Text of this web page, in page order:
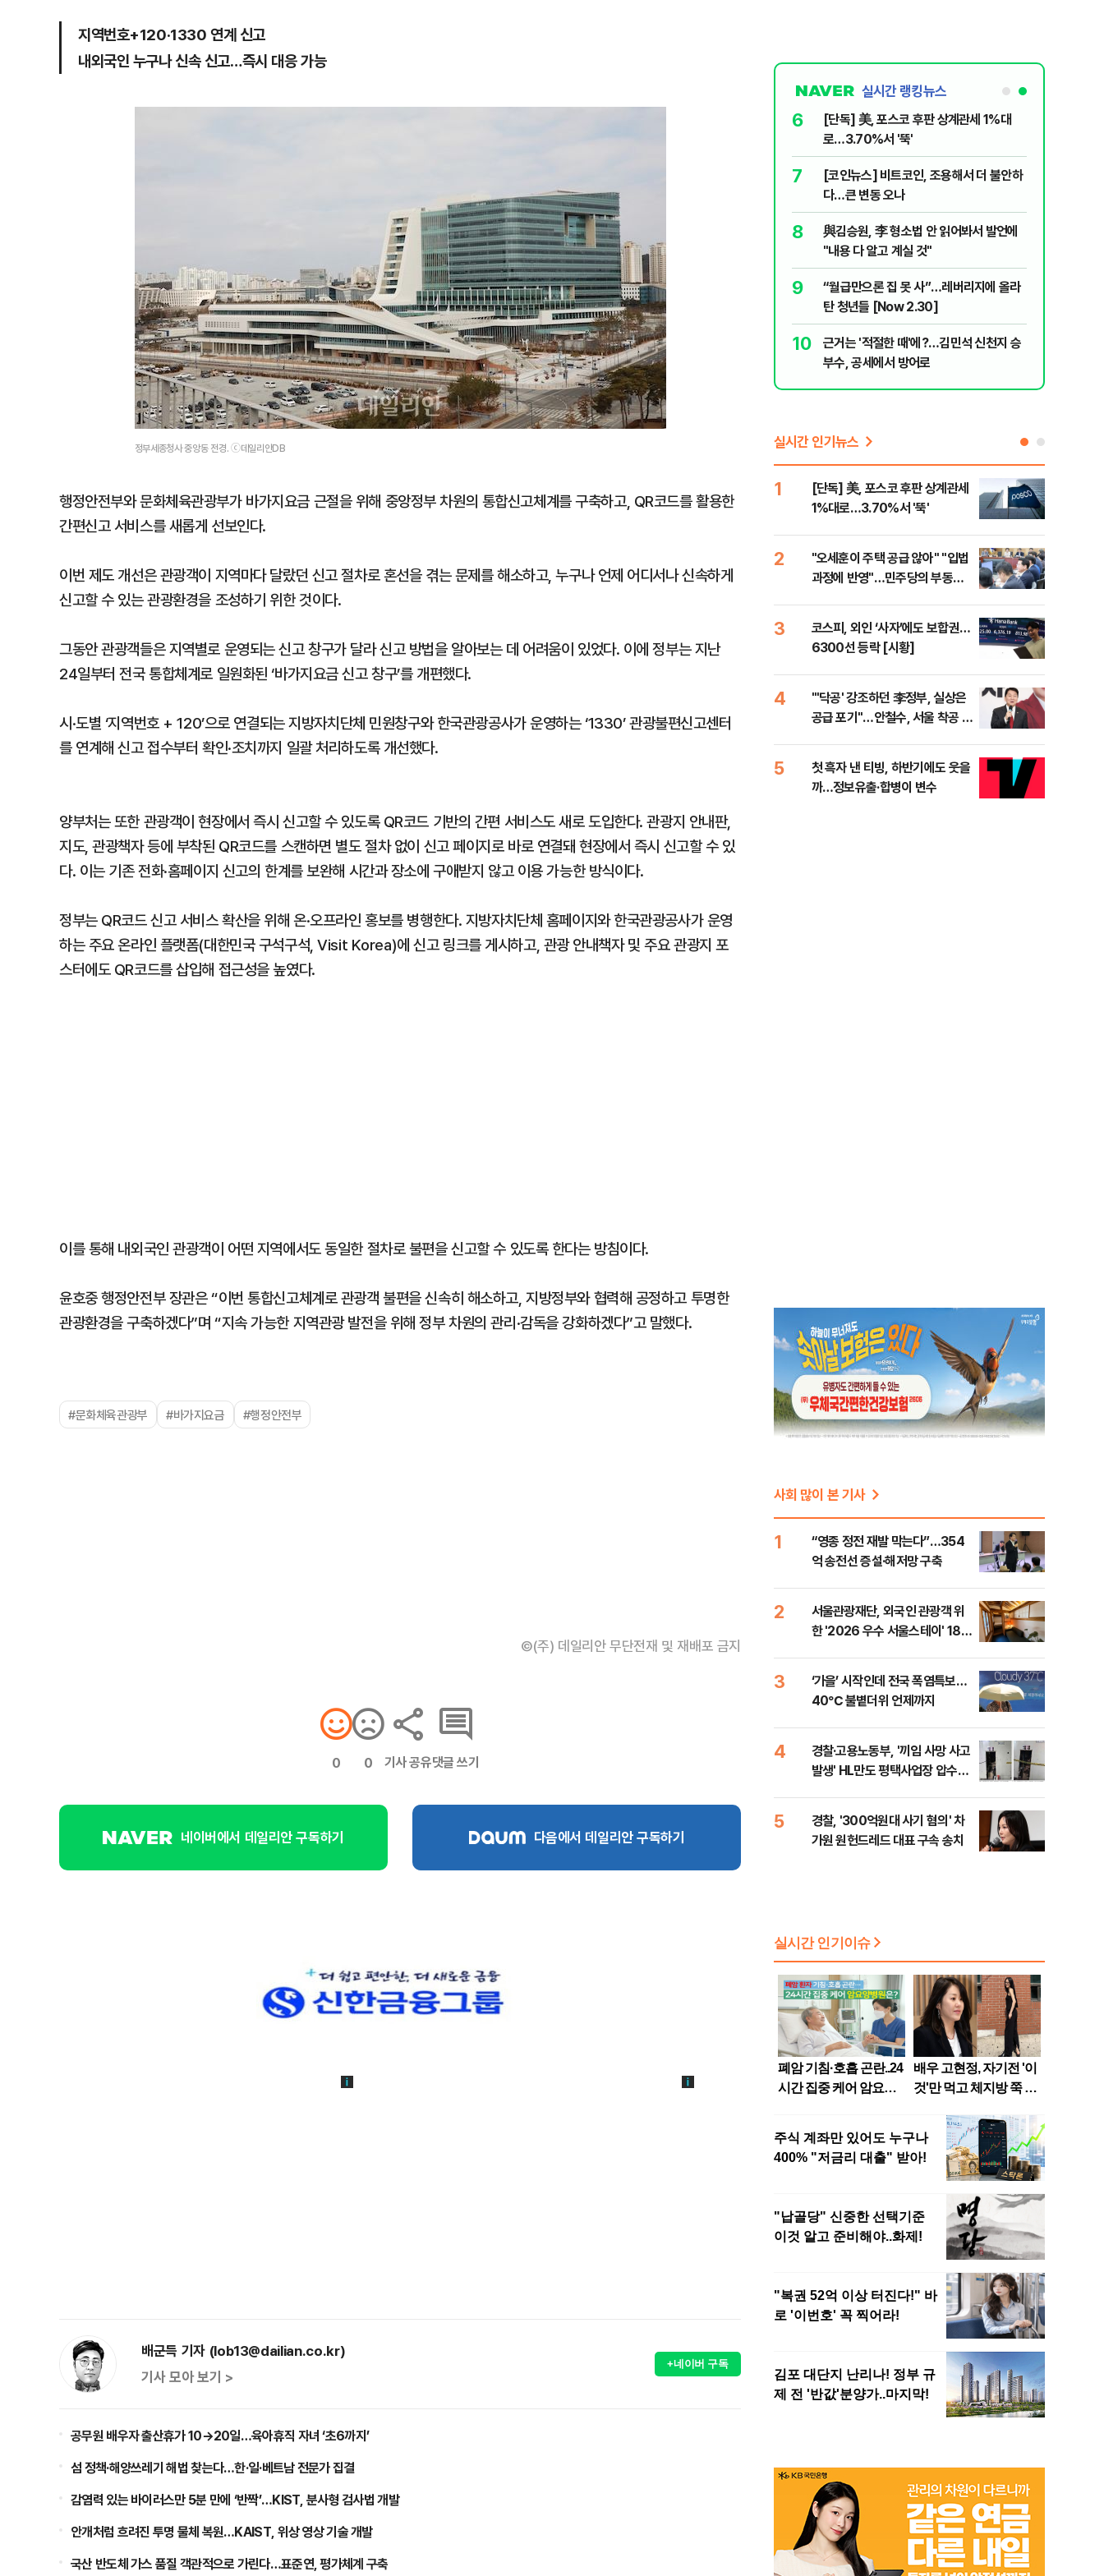
지역번호+120·1330 연계 신고
내외국인 누구나 신속 신고…즉시 대응 가능
정부세종청사 중앙동 전경. ⓒ데일리안DB
행정안전부와 문화체육관광부가 바가지요금 근절을 위해 중앙정부 차원의 통합신고체계를 구축하고, QR코드를 활용한
간편신고 서비스를 새롭게 선보인다.
이번 제도 개선은 관광객이 지역마다 달랐던 신고 절차로 혼선을 겪는 문제를 해소하고, 누구나 언제 어디서나 신속하게
신고할 수 있는 관광환경을 조성하기 위한 것이다.
그동안 관광객들은 지역별로 운영되는 신고 창구가 달라 신고 방법을 알아보는 데 어려움이 있었다. 이에 정부는 지난
24일부터 전국 통합체계로 일원화된 ‘바가지요금 신고 창구’를 개편했다.
시·도별 ‘지역번호 + 120’으로 연결되는 지방자치단체 민원창구와 한국관광공사가 운영하는 ‘1330’ 관광불편신고센터
를 연계해 신고 접수부터 확인·조치까지 일괄 처리하도록 개선했다.
양부처는 또한 관광객이 현장에서 즉시 신고할 수 있도록 QR코드 기반의 간편 서비스도 새로 도입한다. 관광지 안내판,
지도, 관광책자 등에 부착된 QR코드를 스캔하면 별도 절차 없이 신고 페이지로 바로 연결돼 현장에서 즉시 신고할 수 있
다. 이는 기존 전화·홈페이지 신고의 한계를 보완해 시간과 장소에 구애받지 않고 이용 가능한 방식이다.
정부는 QR코드 신고 서비스 확산을 위해 온·오프라인 홍보를 병행한다. 지방자치단체 홈페이지와 한국관광공사가 운영
하는 주요 온라인 플랫폼(대한민국 구석구석, Visit Korea)에 신고 링크를 게시하고, 관광 안내책자 및 주요 관광지 포
스터에도 QR코드를 삽입해 접근성을 높였다.
이를 통해 내외국인 관광객이 어떤 지역에서도 동일한 절차로 불편을 신고할 수 있도록 한다는 방침이다.
윤호중 행정안전부 장관은 “이번 통합신고체계로 관광객 불편을 신속히 해소하고, 지방정부와 협력해 공정하고 투명한
관광환경을 구축하겠다”며 “지속 가능한 지역관광 발전을 위해 정부 차원의 관리·감독을 강화하겠다”고 말했다.
#문화체육관광부 #바가지요금 #행정안전부
©(주) 데일리안 무단전재 및 재배포 금지
0 0 기사 공유댓글 쓰기
네이버에서 데일리안 구독하기 다음에서 데일리안 구독하기
배군득 기자 (lob13@dailian.co.kr)
기사 모아 보기 >
+네이버 구독
공무원 배우자 출산휴가 10→20일…육아휴직 자녀 ‘초6까지’
섬 정책·해양쓰레기 해법 찾는다…한·일·베트남 전문가 집결
감염력 있는 바이러스만 5분 만에 ‘반짝’…KIST, 분사형 검사법 개발
안개처럼 흐려진 투명 물체 복원…KAIST, 위상 영상 기술 개발
국산 반도체 가스 품질 객관적으로 가린다…표준연, 평가체계 구축
실시간 랭킹뉴스
핀' 한국 영향 줄까
반영"…민주당의 부동산 세제개편 해법은
3
버핏 "美 증시, 투자 아닌 도박이..." 과열
신호에 경고
4
"탄약 왜 부족한 거야"…트럼프, '이란전
무기고 고갈'에 국방장관 질책
5
집주인 들어오고 전세대출 막히고…세입
자 보호책은 어디에
6
[단독] 美, 포스코 후판 상계관세 1%대
로…3.70%서 '뚝'
7
[코인뉴스] 비트코인, 조용해서 더 불안하
다…큰 변동 오나
8
與김승원, 李 형소법 안 읽어봐서 발언에
"내용 다 알고 계실 것"
9
“월급만으론 집 못 사”…레버리지에 올라
탄 청년들 [Now 2.30]
10
근거는 '적절한 때'에?…김민석 신천지 승
부수, 공세에서 방어로
실시간 인기뉴스
1
[단독] 美, 포스코 후판 상계관세
1%대로…3.70%서 '뚝'
2
"오세훈이 주택 공급 않아" "입법
과정에 반영"…민주당의 부동산
3
코스피, 외인 ‘사자’에도 보합권…
6300선 등락 [시황]
4
"'닥공' 강조하던 李정부, 실상은
공급 포기"…안철수, 서울 착공 실
5
첫 흑자 낸 티빙, 하반기에도 웃을
까…정보유출·합병이 변수
사회 많이 본 기사
1
“영종 정전 재발 막는다”…354
억 송전선 증설·해저망 구축
2
서울관광재단, 외국인 관광객 위
한 '2026 우수 서울스테이' 18곳
3
‘가을’ 시작인데 전국 폭염특보…
40℃ 불볕더위 언제까지
4
경찰·고용노동부, '끼임 사망 사고
발생' HL만도 평택사업장 압수수
5
경찰, '300억원대 사기 혐의' 차
가원 원헌드레드 대표 구속 송치